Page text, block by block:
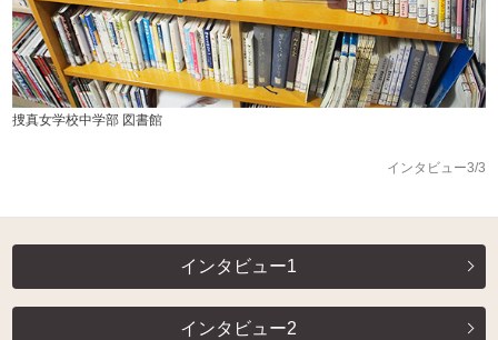
捜真女学校中学部 図書館
インタビュー3/3
インタビュー1
インタビュー2